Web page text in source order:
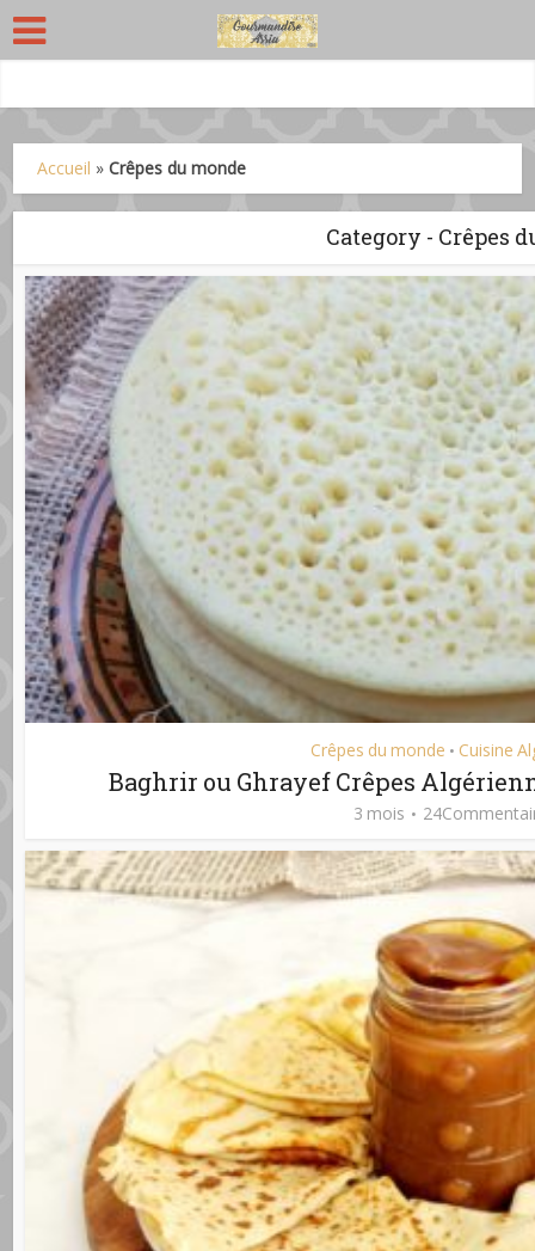
Accueil »Crêpes du monde
Category - Crêpes
Crêpes du monde • Cuisine
Baghrir ou Ghrayef Crêpes
3 mois